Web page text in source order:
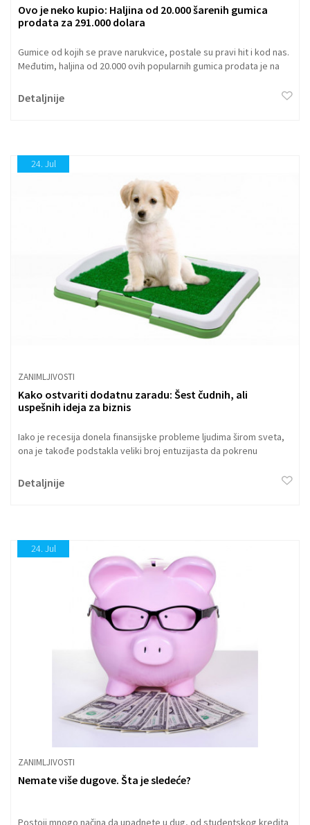
Ovo je neko kupio: Haljina od 20.000 šarenih gumica
prodata za 291.000 dolara
Gumice od kojih se prave narukvice, postale su pravi hit i kod nas.
Međutim, haljina od 20.000 ovih popularnih gumica prodata je na
Detaljnije
24. Jul
ZANIMLJIVOSTI
Kako ostvariti dodatnu zaradu: Šest čudnih, ali
uspešnih ideja za biznis
Iako je recesija donela finansijske probleme ljudima širom sveta,
ona je takođe podstakla veliki broj entuzijasta da pokrenu
Detaljnije
24. Jul
ZANIMLJIVOSTI
Nemate više dugove. Šta je sledeće?
Postoji mnogo načina da upadnete u dug, od studentskog kredita